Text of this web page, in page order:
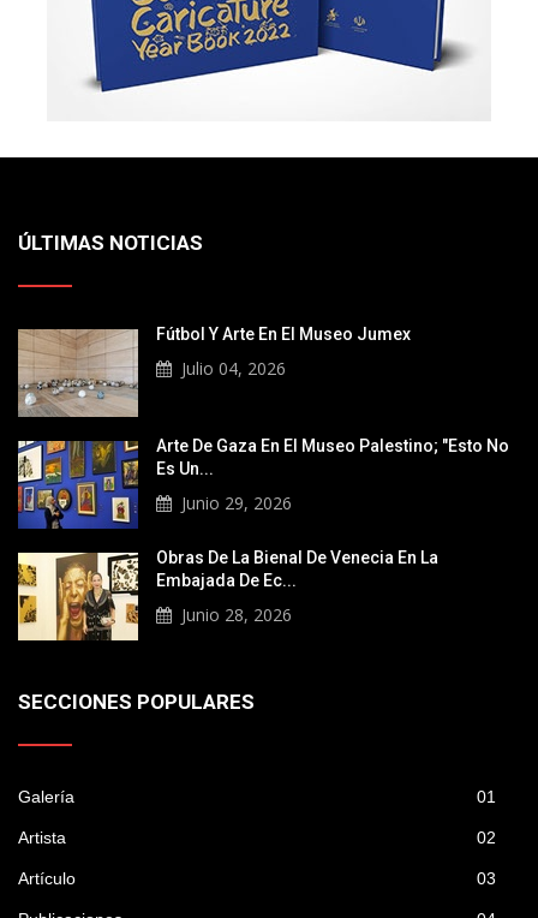
ÚLTIMAS NOTICIAS
Fútbol Y Arte En El Museo Jumex
Julio 04, 2026
Arte De Gaza En El Museo Palestino; "Esto No
Es Un...
Junio 29, 2026
Obras De La Bienal De Venecia En La
Embajada De Ec...
Junio 28, 2026
SECCIONES POPULARES
Galería 01
Artista 02
Artículo 03